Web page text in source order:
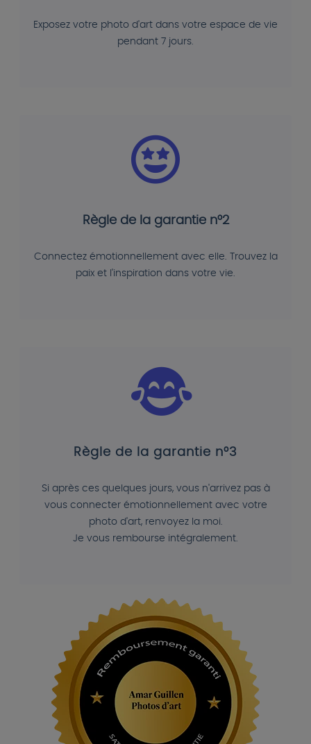
Exposez votre photo d'art dans votre espace de vie
pendant 7 jours.
Règle de la garantie n°2
Connectez émotionnellement avec elle. Trouvez la
paix et l'inspiration dans votre vie.
Règle de la garantie n°3
Si après ces quelques jours, vous n'arrivez pas à
vous connecter émotionnellement avec votre
photo d'art, renvoyez la moi.
Je vous rembourse intégralement.